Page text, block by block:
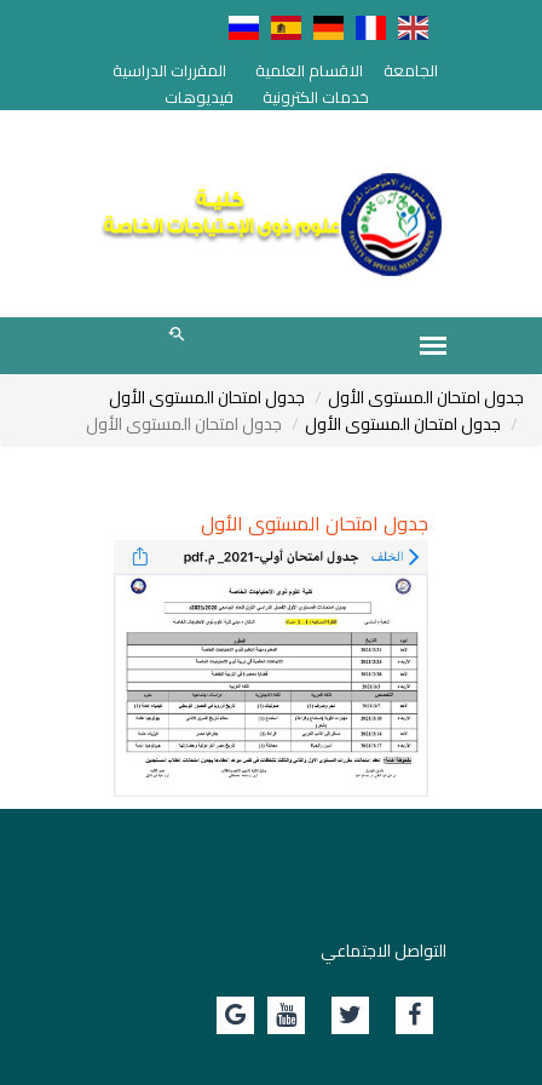
الجامعة الاقسام العلمية
المقررات الدراسية
خدمات الكترونية
فيديوهات
جدول امتحان المستوى الأول
جدول امتحان المستوى الأول
جدول امتحان المستوى الأول
جدول امتحان المستوى الأول
جدول امتحان المستوى الأول
التواصل الاجتماعي